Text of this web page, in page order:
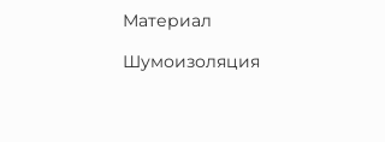
Материал
Шумоизоляция